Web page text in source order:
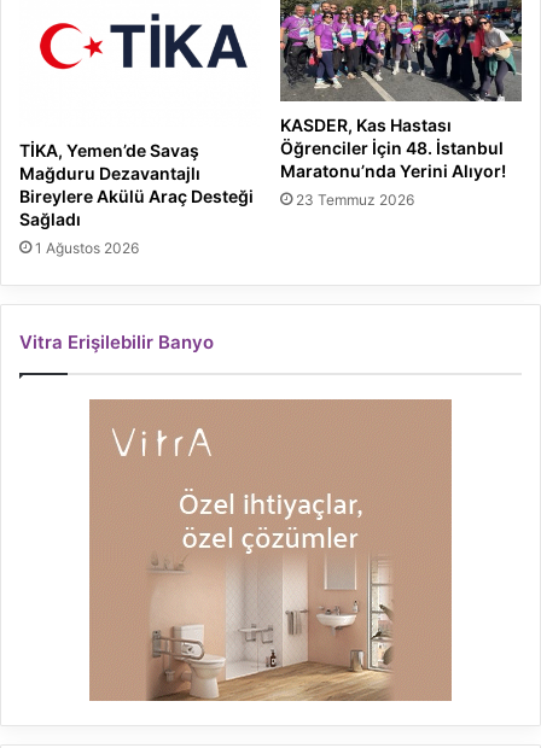
TİKA, Yemen’de Savaş
Mağduru Dezavantajlı
Bireylere Akülü Araç Desteği
Sağladı
1 Ağustos 2026
KASDER, Kas Hastası
Öğrenciler İçin 48. İstanbul
Maratonu’nda Yerini Alıyor!
23 Temmuz 2026
Vitra Erişilebilir Banyo